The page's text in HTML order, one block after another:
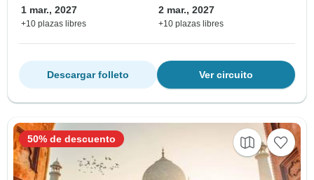
1 mar., 2027
+10 plazas libres
2 mar., 2027
+10 plazas libres
Ver circuito
Descargar folleto
50% de descuento